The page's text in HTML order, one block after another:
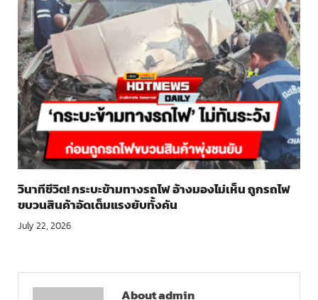
วินาทีชีวิต! กระบะข้ามทางรถไฟ อ้างมองไม่เห็น ถูกรถไฟ
ขบวนสินค้าอัดเต็มแรงยับทั้งคัน
July 22, 2026
About admin